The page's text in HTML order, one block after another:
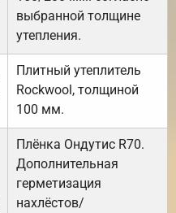
выбранной толщине
утепления.
Плитный утеплитель
Rockwool, толщиной
100 мм.
Плёнка Ондутис R70.
Дополнительная
герметизация
нахлёстов/